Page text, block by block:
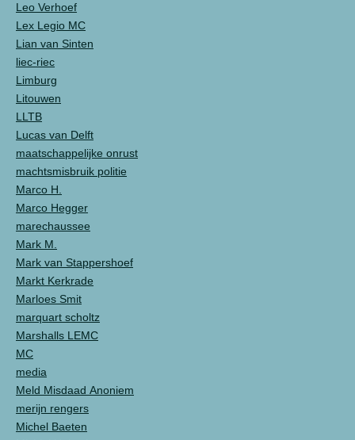
Leo Verhoef
Lex Legio MC
Lian van Sinten
liec-riec
Limburg
Litouwen
LLTB
Lucas van Delft
maatschappelijke onrust
machtsmisbruik politie
Marco H.
Marco Hegger
marechaussee
Mark M.
Mark van Stappershoef
Markt Kerkrade
Marloes Smit
marquart scholtz
Marshalls LEMC
MC
media
Meld Misdaad Anoniem
merijn rengers
Michel Baeten